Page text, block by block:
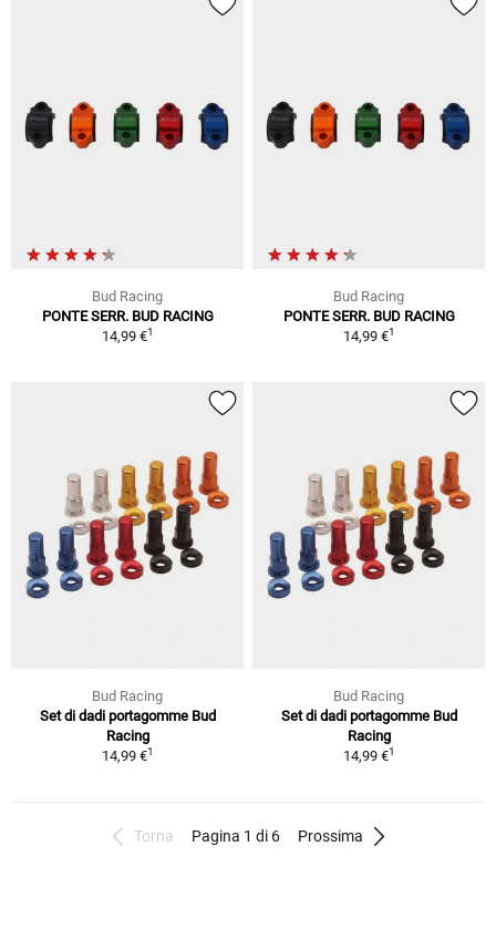
Bud Racing
PONTE SERR. BUD RACING
14,99 €1
Bud Racing
PONTE SERR. BUD RACING
14,99 €1
Bud Racing
Set di dadi portagomme Bud
Racing
14,99 €1
Bud Racing
Set di dadi portagomme Bud
Racing
14,99 €1
Torna Pagina 1 di 6 Prossima